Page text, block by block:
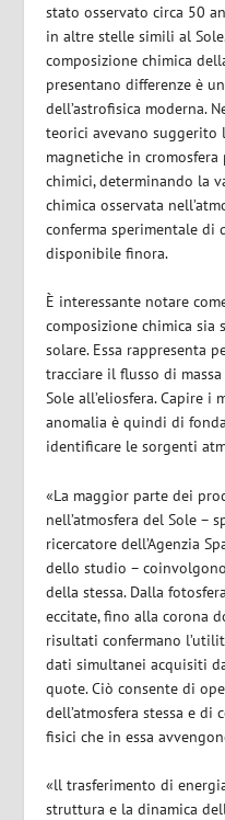
stato osservato circa 50
in altre stelle simili al
composizione chimica
presentano differenze è
dell’astrofisica moderna.
teorici avevano suggerito
magnetiche in
chimici, determinando la
chimica osservata
conferma sperimentale di
disponibile finora.
È interessante notare
composizione chimica sia
solare. Essa rappresenta
tracciare il flusso di
Sole all’eliosfera. Capire i
anomalia è quindi di
identificare le sorgenti
«La maggior parte dei
nell’atmosfera del Sole –
ricercatore dell’Agenzia
dello studio –
della stessa. Dalla
eccitate, fino alla corona
risultati confermano
dati simultanei acquisiti
quote. Ciò consente di
dell’atmosfera stessa e di
fisici che in essa
«ll trasferimento di
struttura e la dinamica